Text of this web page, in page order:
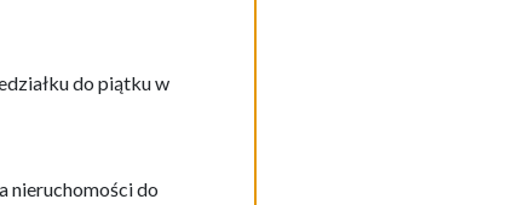
do piątku w
nieruchomości do